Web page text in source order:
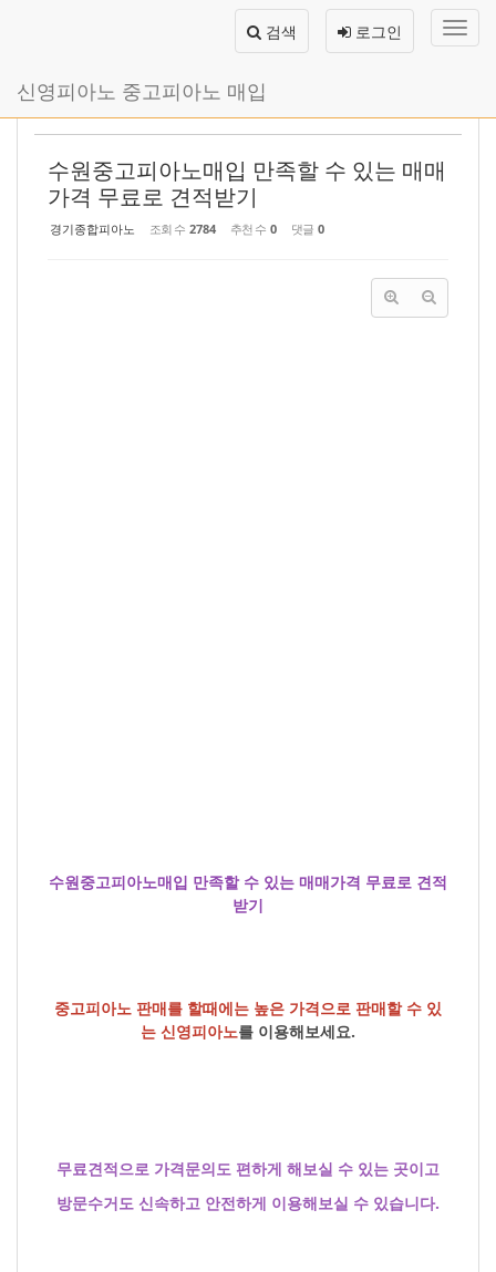
바
기
로그인
검색
신영피아노 중고피아노 매입
수원중고피아노매입 만족할 수 있는 매매
가격 무료로 견적받기
경기종합피아노 조회 수 2784 추천 수 0 댓글 0
수원중고피아노매입 만족할 수 있는 매매가격 무료로 견적
받기
중고피아노 판매를 할때에는 높은 가격으로 판매할 수 있
는 신영피아노를 이용해보세요.
무료견적으로 가격문의도 편하게 해보실 수 있는 곳이고
방문수거도 신속하고 안전하게 이용해보실 수 있습니다.